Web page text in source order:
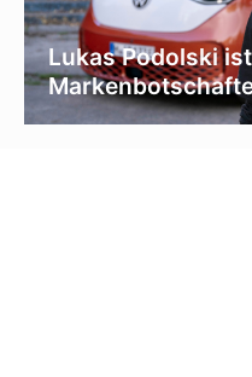
Lukas Podolski